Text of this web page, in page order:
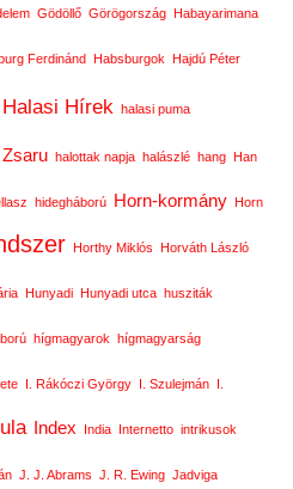
Gödöllő Görögország Habayarimana
Ferdinánd Habsburgok Hajdú Péter
Halasi Hírek halasi puma
halottak napja halászlé hang Han
hidegháború Horn-kormány Horn
Horthy Miklós Horváth László
Hunyadi Hunyadi utca husziták
hígmagyarok hígmagyarság
I. Rákóczi György I. Szulejmán I.
Index India Internetto intrikusok
J. J. Abrams J. R. Ewing Jadviga